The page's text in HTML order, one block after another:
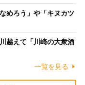
めろう」や「キヌカツ
越えて「川崎の大衆酒
一覧を見る